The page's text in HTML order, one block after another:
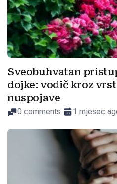
Sveobuhvatan
dojke: vodič kroz
nuspojave
0 comments 1 mjesec